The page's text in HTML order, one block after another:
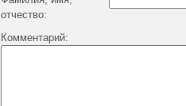
отчество:
Комментарий: